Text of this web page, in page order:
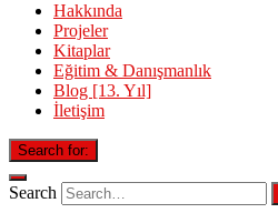
Hakkında
Projeler
Kitaplar
Eğitim & Danışmanlık
Blog [13. Yıl]
İletişim
Search for:
Search